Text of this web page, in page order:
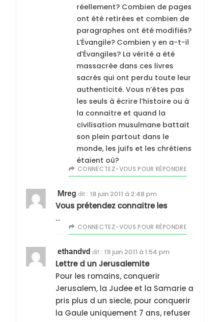
réellement? Combien de pages
ont été retirées et combien de
paragraphes ont été modifiés?
L’Évangile? Combien y en a-t-il
d’Évangiles? La vérité a été
massacrée dans ces livres
sacrés qui ont perdu toute leur
authenticité. Vous n’êtes pas
les seuls à écrire l’histoire ou à
la connaitre et quand la
civilisation musulmane battait
son plein partout dans le
monde, les juifs et les chrétiens
étaient où?
CONNECTEZ-VOUS POUR RÉPONDRE
Mreg dit : 18 juin 2011 à 2:48 pm
Vous prétendez connaitre les
…
CONNECTEZ-VOUS POUR RÉPONDRE
ethandvd dit : 19 juin 2011 à 1:54 pm
Lettre d un Jerusalemite
Pour les romains, conquerir
Jerusalem, la Judee et la Samarie a
pris plus d un siecle, pour conquerir
la Gaule uniquement 7 ans, refuser